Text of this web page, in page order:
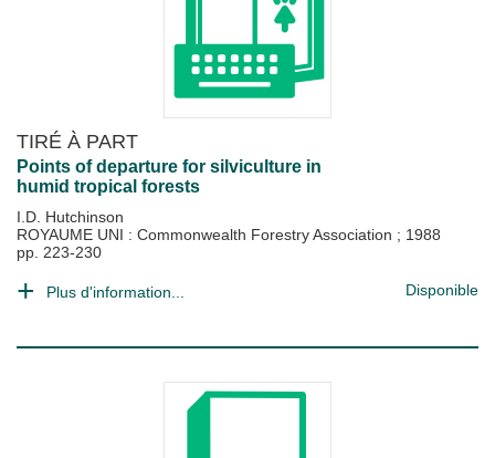
TIRÉ À PART
Points of departure for silviculture in
humid tropical forests
I.D. Hutchinson
ROYAUME UNI : Commonwealth Forestry Association ; 1988
pp. 223-230
Plus d'information... Disponible